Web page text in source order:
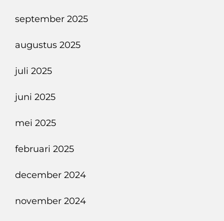
september 2025
augustus 2025
juli 2025
juni 2025
mei 2025
februari 2025
december 2024
november 2024